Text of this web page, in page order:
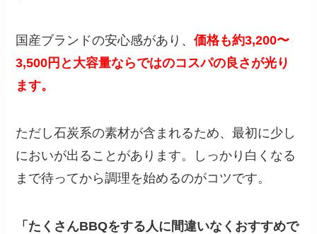
国産ブランドの安心感があり、価格も約3,200〜
3,500円と大容量ならではのコスパの良さが光り
ます。
ただし石炭系の素材が含まれるため、最初に少し
においが出ることがあります。しっかり白くなる
まで待ってから調理を始めるのがコツです。
「たくさんBBQをする人に間違いなくおすすめで